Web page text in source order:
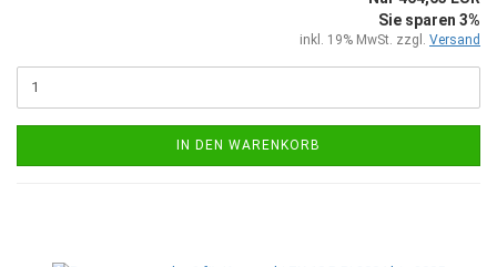
Sie sparen 3%
inkl. 19% MwSt. zzgl. Versand
IN DEN WARENKORB